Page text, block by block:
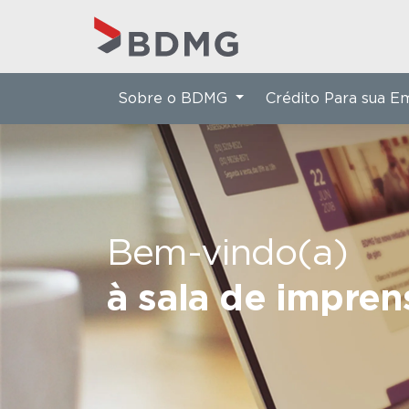
Bem-vindo(a)
à sala de
Sobre o BDMG Crédito Para sua